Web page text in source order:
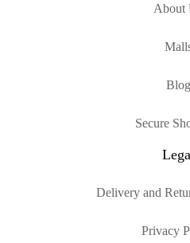
About
Blog
Secure
Delivery and
Privacy